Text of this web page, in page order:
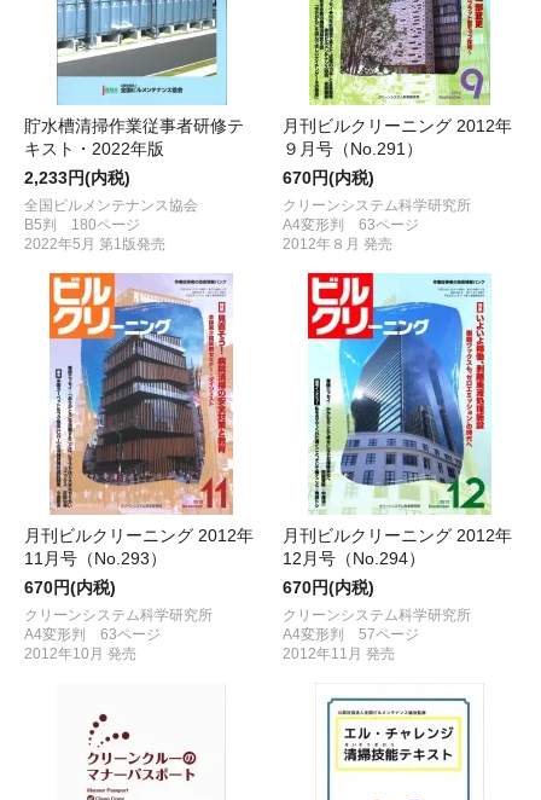
貯水槽清掃作業従事者研修テ
キスト・2022年版
2,233円(内税)
全国ビルメンテナンス協会
B5判 180ページ
2022年5月 第1版発売
月刊ビルクリーニング 2012年
９月号（No.291）
670円(内税)
クリーンシステム科学研究所
A4変形判 63ページ
2012年８月 発売
月刊ビルクリーニング 2012年
11月号（No.293）
670円(内税)
クリーンシステム科学研究所
A4変形判 63ページ
2012年10月 発売
月刊ビルクリーニング 2012年
12月号（No.294）
670円(内税)
クリーンシステム科学研究所
A4変形判 57ページ
2012年11月 発売